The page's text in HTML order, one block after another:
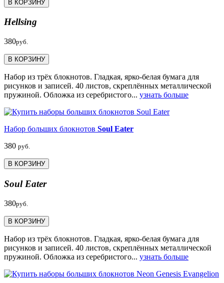
В КОРЗИНУ
Hellsing
380руб.
В КОРЗИНУ
Набор из трёх блокнотов. Гладкая, ярко-белая бумага для
рисунков и записей. 40 листов, скреплённых металлической
пружиной. Обложка из серебристого... узнать больше
Набор больших блокнотов Soul Eater
380 руб.
В КОРЗИНУ
Soul Eater
380руб.
В КОРЗИНУ
Набор из трёх блокнотов. Гладкая, ярко-белая бумага для
рисунков и записей. 40 листов, скреплённых металлической
пружиной. Обложка из серебристого... узнать больше